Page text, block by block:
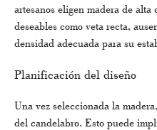
artesanos eligen madera de
deseables como veta recta,
densidad adecuada para su
Planificación del diseño
Una vez seleccionada la
del candelabro. Esto puede